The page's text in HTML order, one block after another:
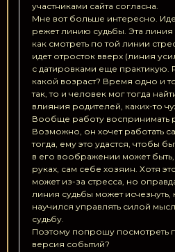
участниками сайта согласна.
Мне вот больше интересно.
режет линию судьбы. Эта
как смотреть по той линии
идет отросток вверх (линия
с датировками еще практикую.
какой возраст? Время одно и
так, то и человек мог тогда
влияния родителей, каких-то
Вообще работу воспринимать
Возможно, он хочет работать
тогда, ему это удастся, чтобы
в его воображении может быть,
руках, сам себе хозяин. Хотя
может из-за стресса, но
линия судьбы может исчезнуть,
научился управлять силой
судьбу.
Поэтому попрошу посмотреть
версия событий?